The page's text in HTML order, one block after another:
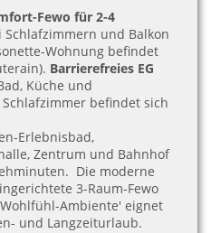
Fewo für 2-4
Schlafzimmern und Balkon
Wohnung befindet
Barrierefreies EG
Küche und
befindet sich
Erlebnisbad,
Zentrum und Bahnhof
Die moderne
3-Raum-Fewo
Ambiente' eignet
und Langzeiturlaub.